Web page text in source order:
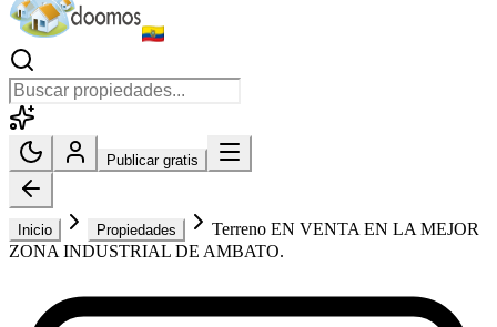
Publicar gratis
Inicio Propiedades
Terreno EN VENTA EN LA MEJOR
ZONA INDUSTRIAL DE AMBATO.